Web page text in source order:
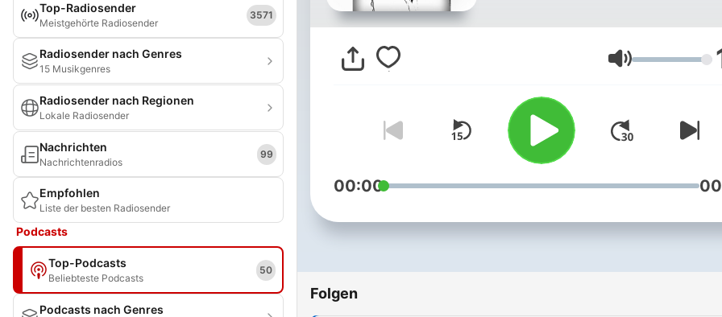
Top-Radiosender
Meistgehörte Radiosender
3571
Radiosender nach Genres
15 Musikgenres
Radiosender nach Regionen
Lokale Radiosender
Nachrichten
Nachrichtenradios
99
Empfohlen
Liste der besten Radiosender
Podcasts
Top-Podcasts
Beliebteste Podcasts
50
Podcasts nach Genres
Lautstärke
00:00
Folgen